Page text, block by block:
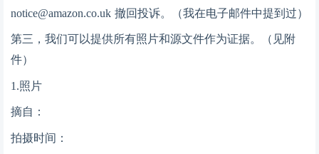
notice@amazon.co.uk 撤回投诉。（我在电子邮件中提到过）
第三，我们可以提供所有照片和源文件作为证据。（见附
件）
1.照片
摘自：
拍摄时间：